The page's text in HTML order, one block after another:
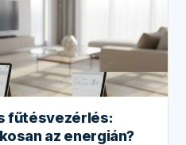
fűtésvezérlés:
az energián?